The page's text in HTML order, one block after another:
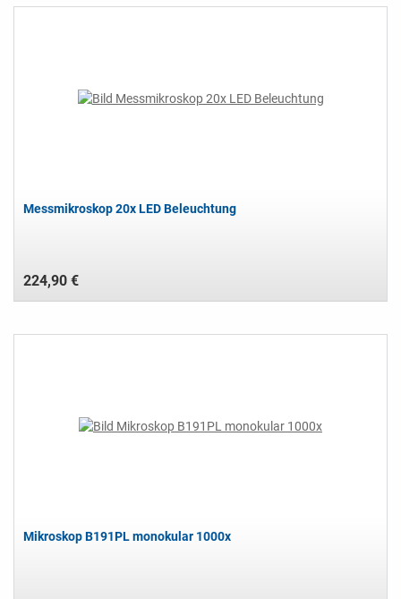
Messmikroskop 20x LED Beleuchtung
224,90 €
Mikroskop B191PL monokular 1000x